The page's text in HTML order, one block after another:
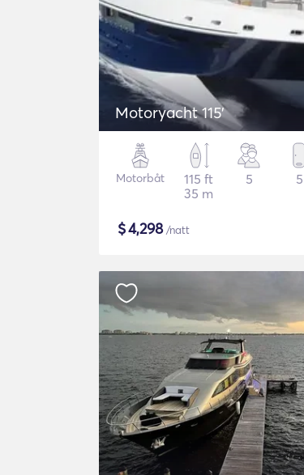
Motoryacht 115'
Motorbåt
115 ft
35 m
5 5
$4,298/natt